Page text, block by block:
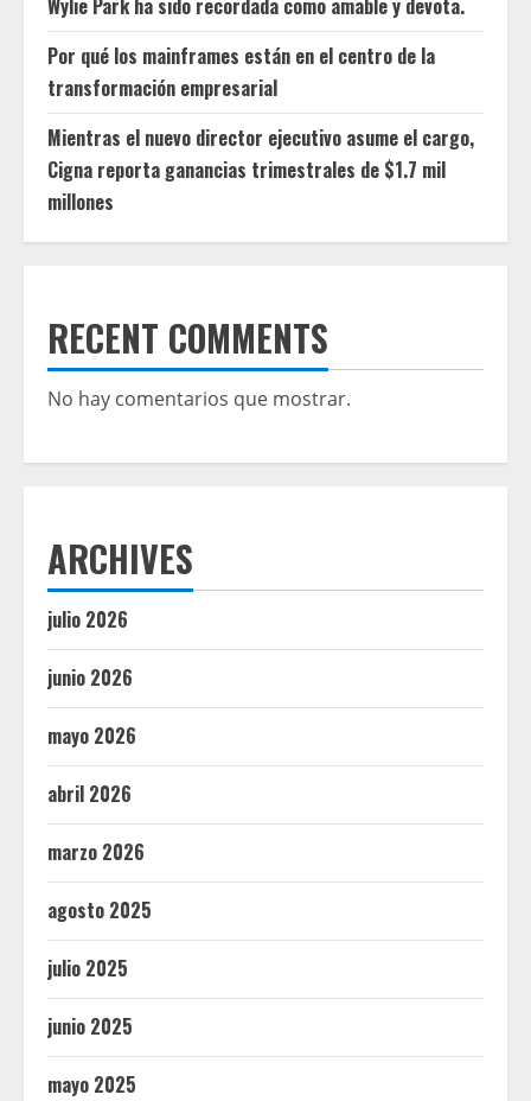
Wylie Park ha sido recordada como amable y devota.
Por qué los mainframes están en el centro de la
transformación empresarial
Mientras el nuevo director ejecutivo asume el cargo,
Cigna reporta ganancias trimestrales de $1.7 mil
millones
RECENT COMMENTS
No hay comentarios que mostrar.
ARCHIVES
julio 2026
junio 2026
mayo 2026
abril 2026
marzo 2026
agosto 2025
julio 2025
junio 2025
mayo 2025